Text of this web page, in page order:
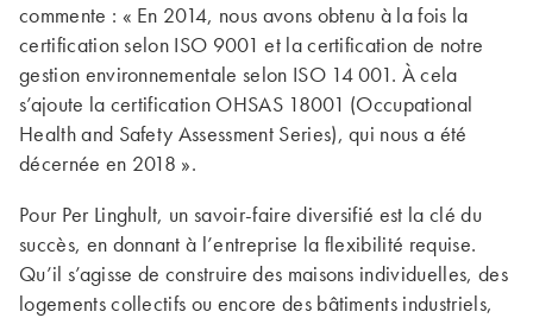
commente : « En 2014, nous avons obtenu à la fois la
certification selon ISO 9001 et la certification de notre
gestion environnementale selon ISO 14 001. À cela
s’ajoute la certifi­cation OHSAS 18001 (Occupational
Health and Safety Assessment Series), qui nous a été
décernée en 2018 ».
Pour Per Linghult, un savoir-faire diversifié est la clé du
succès, en donnant à l’entreprise la flexibilité requise.
Qu’il s’agisse de construire des maisons indi­vi­duelles, des
logements collectifs ou encore des bâtiments industriels,